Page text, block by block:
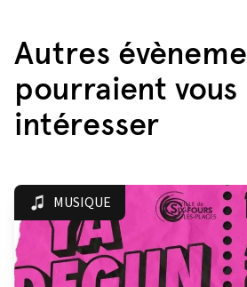
Autres
pourraient vous
intéresser
MUSIQUE